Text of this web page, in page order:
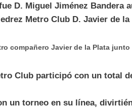
D. Miguel Jiménez Bandera
Metro Club D. Javier de la
compañero Javier de la Plata
Club participó con un total
un torneo en su línea,